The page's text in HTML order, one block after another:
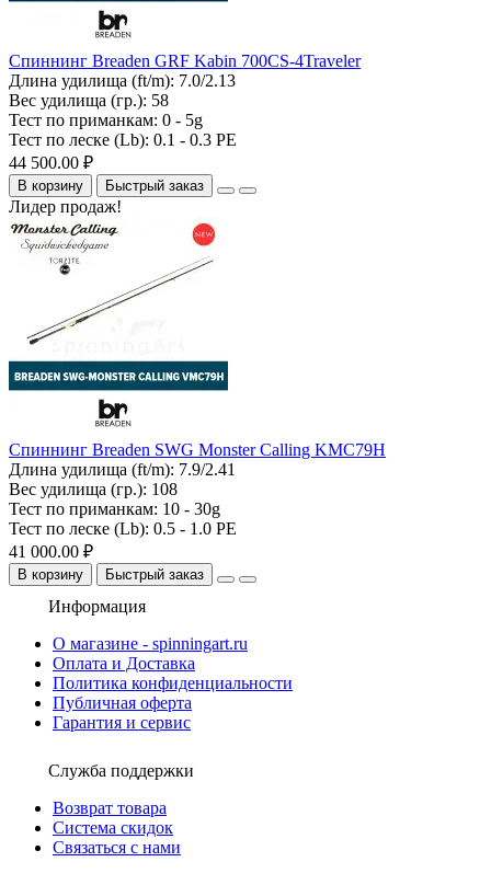
Спиннинг Breaden GRF Kabin 700CS-4Traveler
Длина удилища (ft/m): 7.0/2.13
Вес удилища (гр.): 58
Тест по приманкам: 0 - 5g
Тест по леске (Lb): 0.1 - 0.3 PE
44 500.00 ₽
В корзину Быстрый заказ
Лидер продаж!
Спиннинг Breaden SWG Monster Calling KMC79H
Длина удилища (ft/m): 7.9/2.41
Вес удилища (гр.): 108
Тест по приманкам: 10 - 30g
Тест по леске (Lb): 0.5 - 1.0 PE
41 000.00 ₽
В корзину Быстрый заказ
Информация
О магазине - spinningart.ru
Оплата и Доставка
Политика конфиденциальности
Публичная оферта
Гарантия и сервис
Служба поддержки
Возврат товара
Система скидок
Связаться с нами